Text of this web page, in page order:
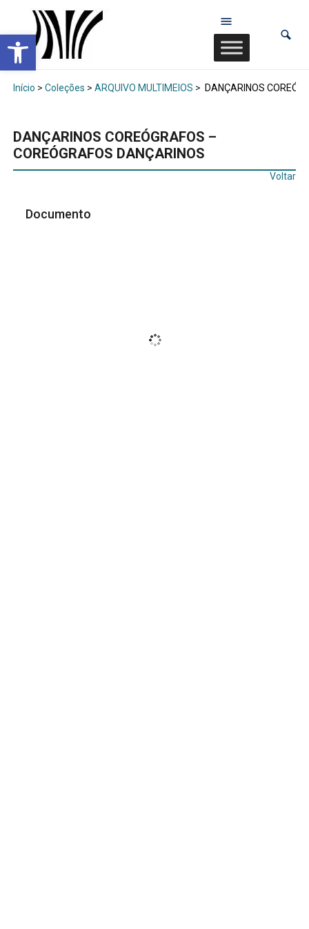
Abrir a barra de ferramentas
Início > Coleções > ARQUIVO MULTIMEIOS > DANÇARINOS
DANÇARINOS COREÓGRAFOS –
COREÓGRAFOS DANÇARINOS
Voltar
Documento